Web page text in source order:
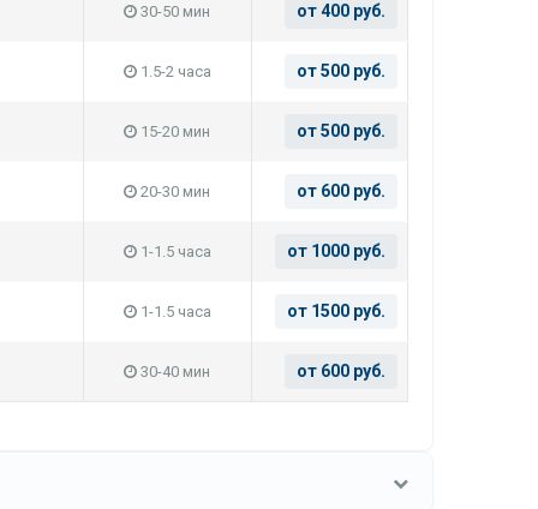
30-50 мин от 400 руб.
1.5-2 часа от 500 руб.
15-20 мин от 500 руб.
20-30 мин от 600 руб.
1-1.5 часа от 1000 руб.
1-1.5 часа от 1500 руб.
30-40 мин от 600 руб.